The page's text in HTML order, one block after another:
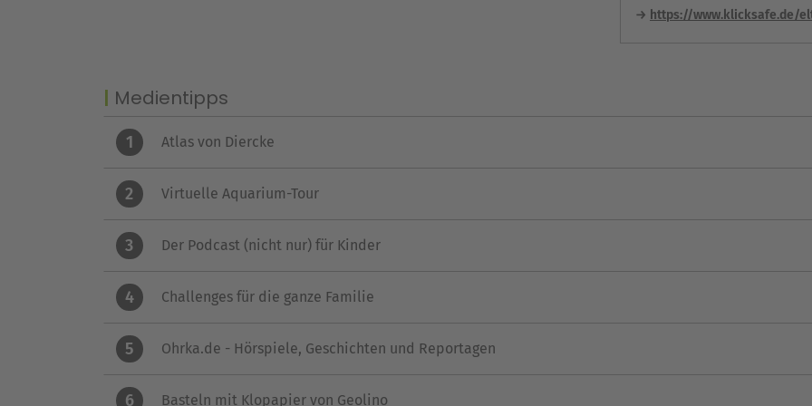
https://www.klicksafe.de/
Medientipps
1 Atlas von Diercke
2 Virtuelle Aquarium-Tour
3 Der Podcast (nicht nur) für Kinder
4 Challenges für die ganze Familie
5 Ohrka.de - Hörspiele, Geschichten und Reportagen
6 Basteln mit Klopapier von Geolino